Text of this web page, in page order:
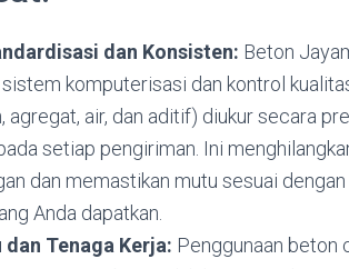
dan Konsisten: Beton
komputerisasi dan kontrol
agregat, air, dan aditif) diukur secara
setiap pengiriman. Ini
dan memastikan mutu sesuai
Anda dapatkan.
Tenaga Kerja: Penggunaan beton